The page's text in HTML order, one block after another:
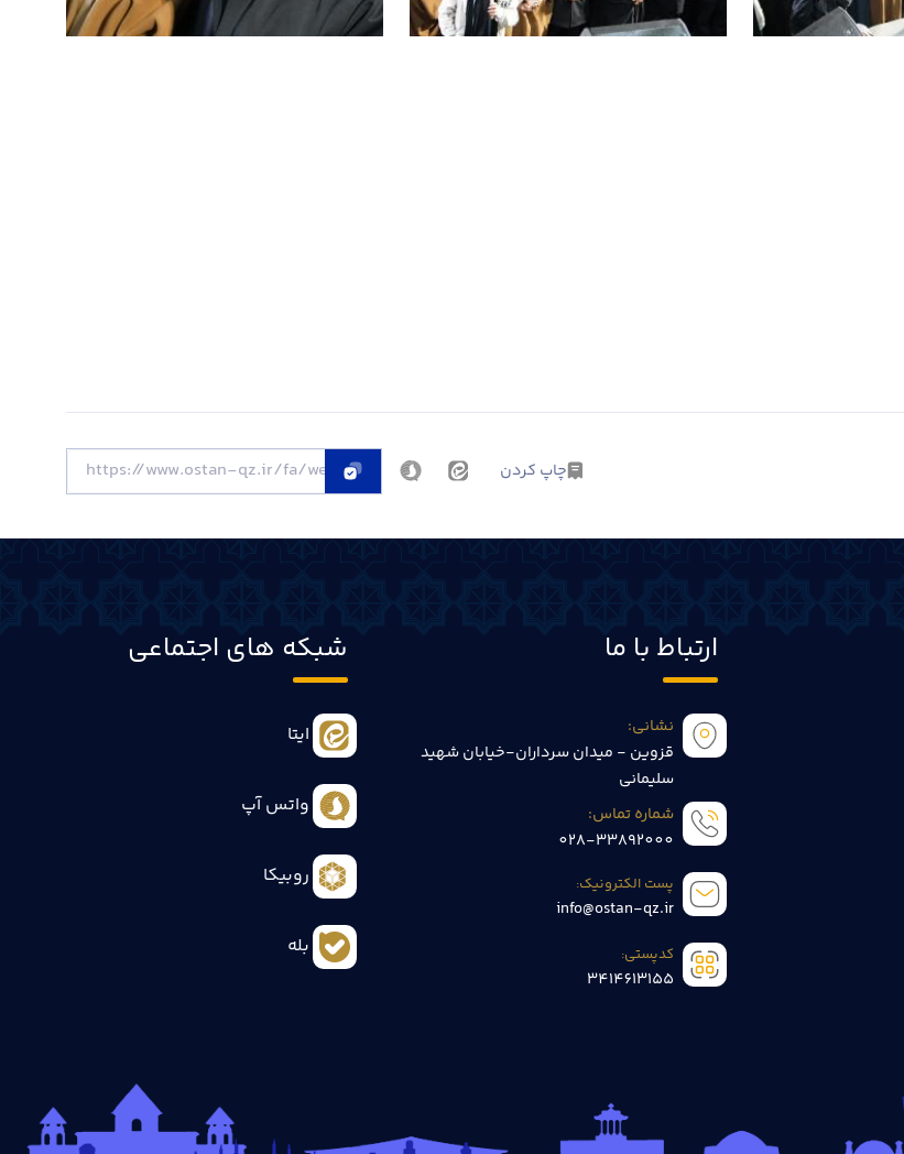
چاپ کردن
ارتباط با ما
نشانی:
قزوین - میدان سرداران-خیابان شهید
سلیمانی
شماره تماس:
028-33892000
پست الکترونیک:
info@ostan-qz.ir
کدپستی:
3414613155
شبکه های اجتماعی
ایتا
واتس آپ
روبیکا
بله